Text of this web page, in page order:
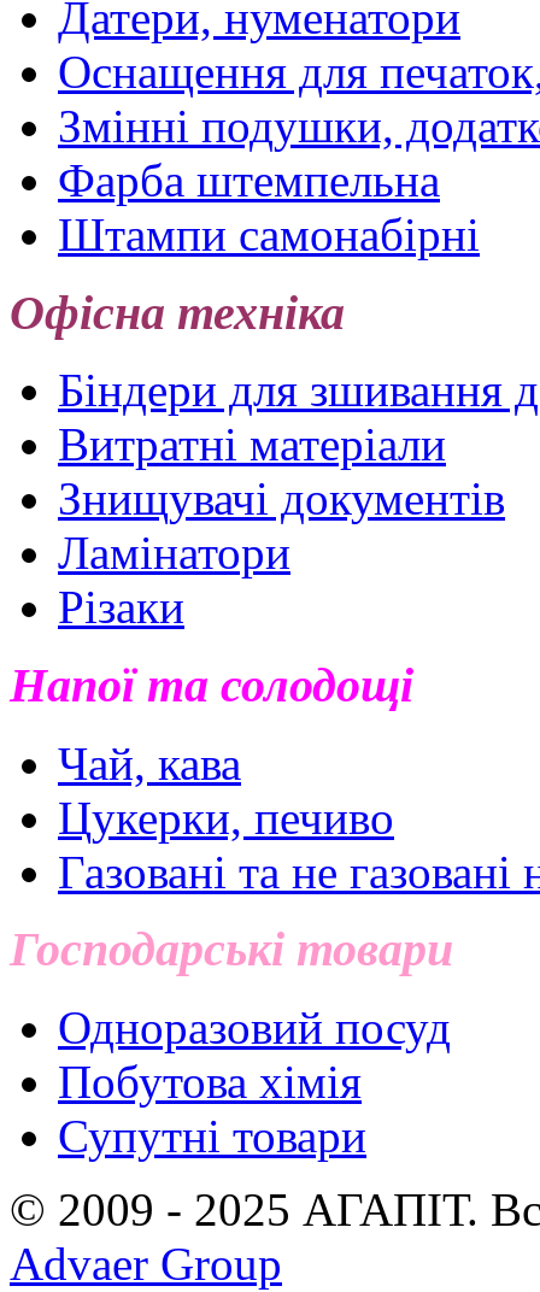
Датери, нуменатори
Оснащення для
Змінні подушки,
Фарба штемпельна
Штампи самонабірні
Офісна техніка
Біндери для зшивання
Витратні матеріали
Знищувачі документів
Ламінатори
Різаки
Напої та солодощі
Чай, кава
Цукерки, печиво
Газовані та не газовані
Господарські товари
Одноразовий посуд
Побутова хімія
Супутні товари
© 2009 - 2025 АГАПIТ.
Advaer Group